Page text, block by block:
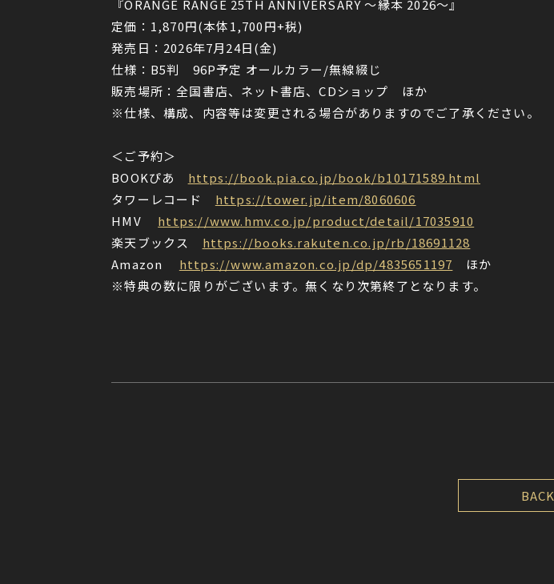
『ORANGE RANGE 25TH ANNIVERSARY 〜縁本 2026〜』
定価：1,870円(本体1,700円+税)
発売日：2026年7月24日(金)
仕様：B5判 96P予定 オールカラー/無線綴じ
販売場所：全国書店、ネット書店、CDショップ ほか
※仕様、構成、内容等は変更される場合がありますのでご了承ください。
＜ご予約＞
BOOKぴあ https://book.pia.co.jp/book/b10171589.html
タワーレコード https://tower.jp/item/8060606
HMV https://www.hmv.co.jp/product/detail/17035910
楽天ブックス https://books.rakuten.co.jp/rb/18691128
Amazon https://www.amazon.co.jp/dp/4835651197 ほか
※特典の数に限りがございます。無くなり次第終了となります。
BACK